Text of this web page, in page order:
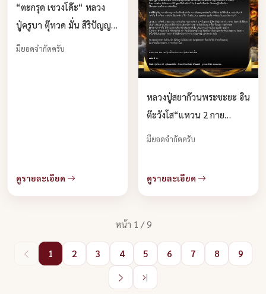
“ตะกรุด เชวงโด๊ะ“ หลวง
ปู่ครูบา ตุ๊ทวด มั่น สิริปัญญา
บูชาได้แล้วครับ
มียอดจำกัดครับ
ดูรายละเอียด
￼หลวงปู่สยาก๊วนพระชะยะ อิน
ต๊ะวังโส“แหวน 2 กาย
ทิพย์”พญากบกินเดือนเหิน
มียอดจำกัดครับ
ดูรายละเอียด
หน้า 1 / 9
1 2 3 4 5 6 7 8 9